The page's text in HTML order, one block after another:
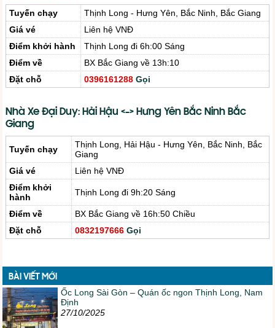
Tuyến chạy
Thịnh Long - Hưng Yên, Bắc Ninh, Bắc Giang
Giá vé
Liên hệ VNĐ
Điểm khởi hành
Thịnh Long đi 6h:00 Sáng
Điểm về
BX Bắc Giang về 13h:10
Đặt chỗ
0396161288 Gọi
Nhà Xe Đại Duy: Hải Hậu <-> Hưng Yên Bắc Ninh Bắc
Giang
Tuyến chạy
Thịnh Long, Hải Hậu - Hưng Yên, Bắc Ninh, Bắc
Giang
Giá vé
Liên hệ VNĐ
Điểm khởi
hành
Thịnh Long đi 9h:20 Sáng
Điểm về
BX Bắc Giang về 16h:50 Chiều
Đặt chỗ
0832197666 Gọi
BÀI VIẾT MỚI
Ốc Long Sài Gòn – Quán ốc ngon Thịnh Long, Nam
Định
27/10/2025